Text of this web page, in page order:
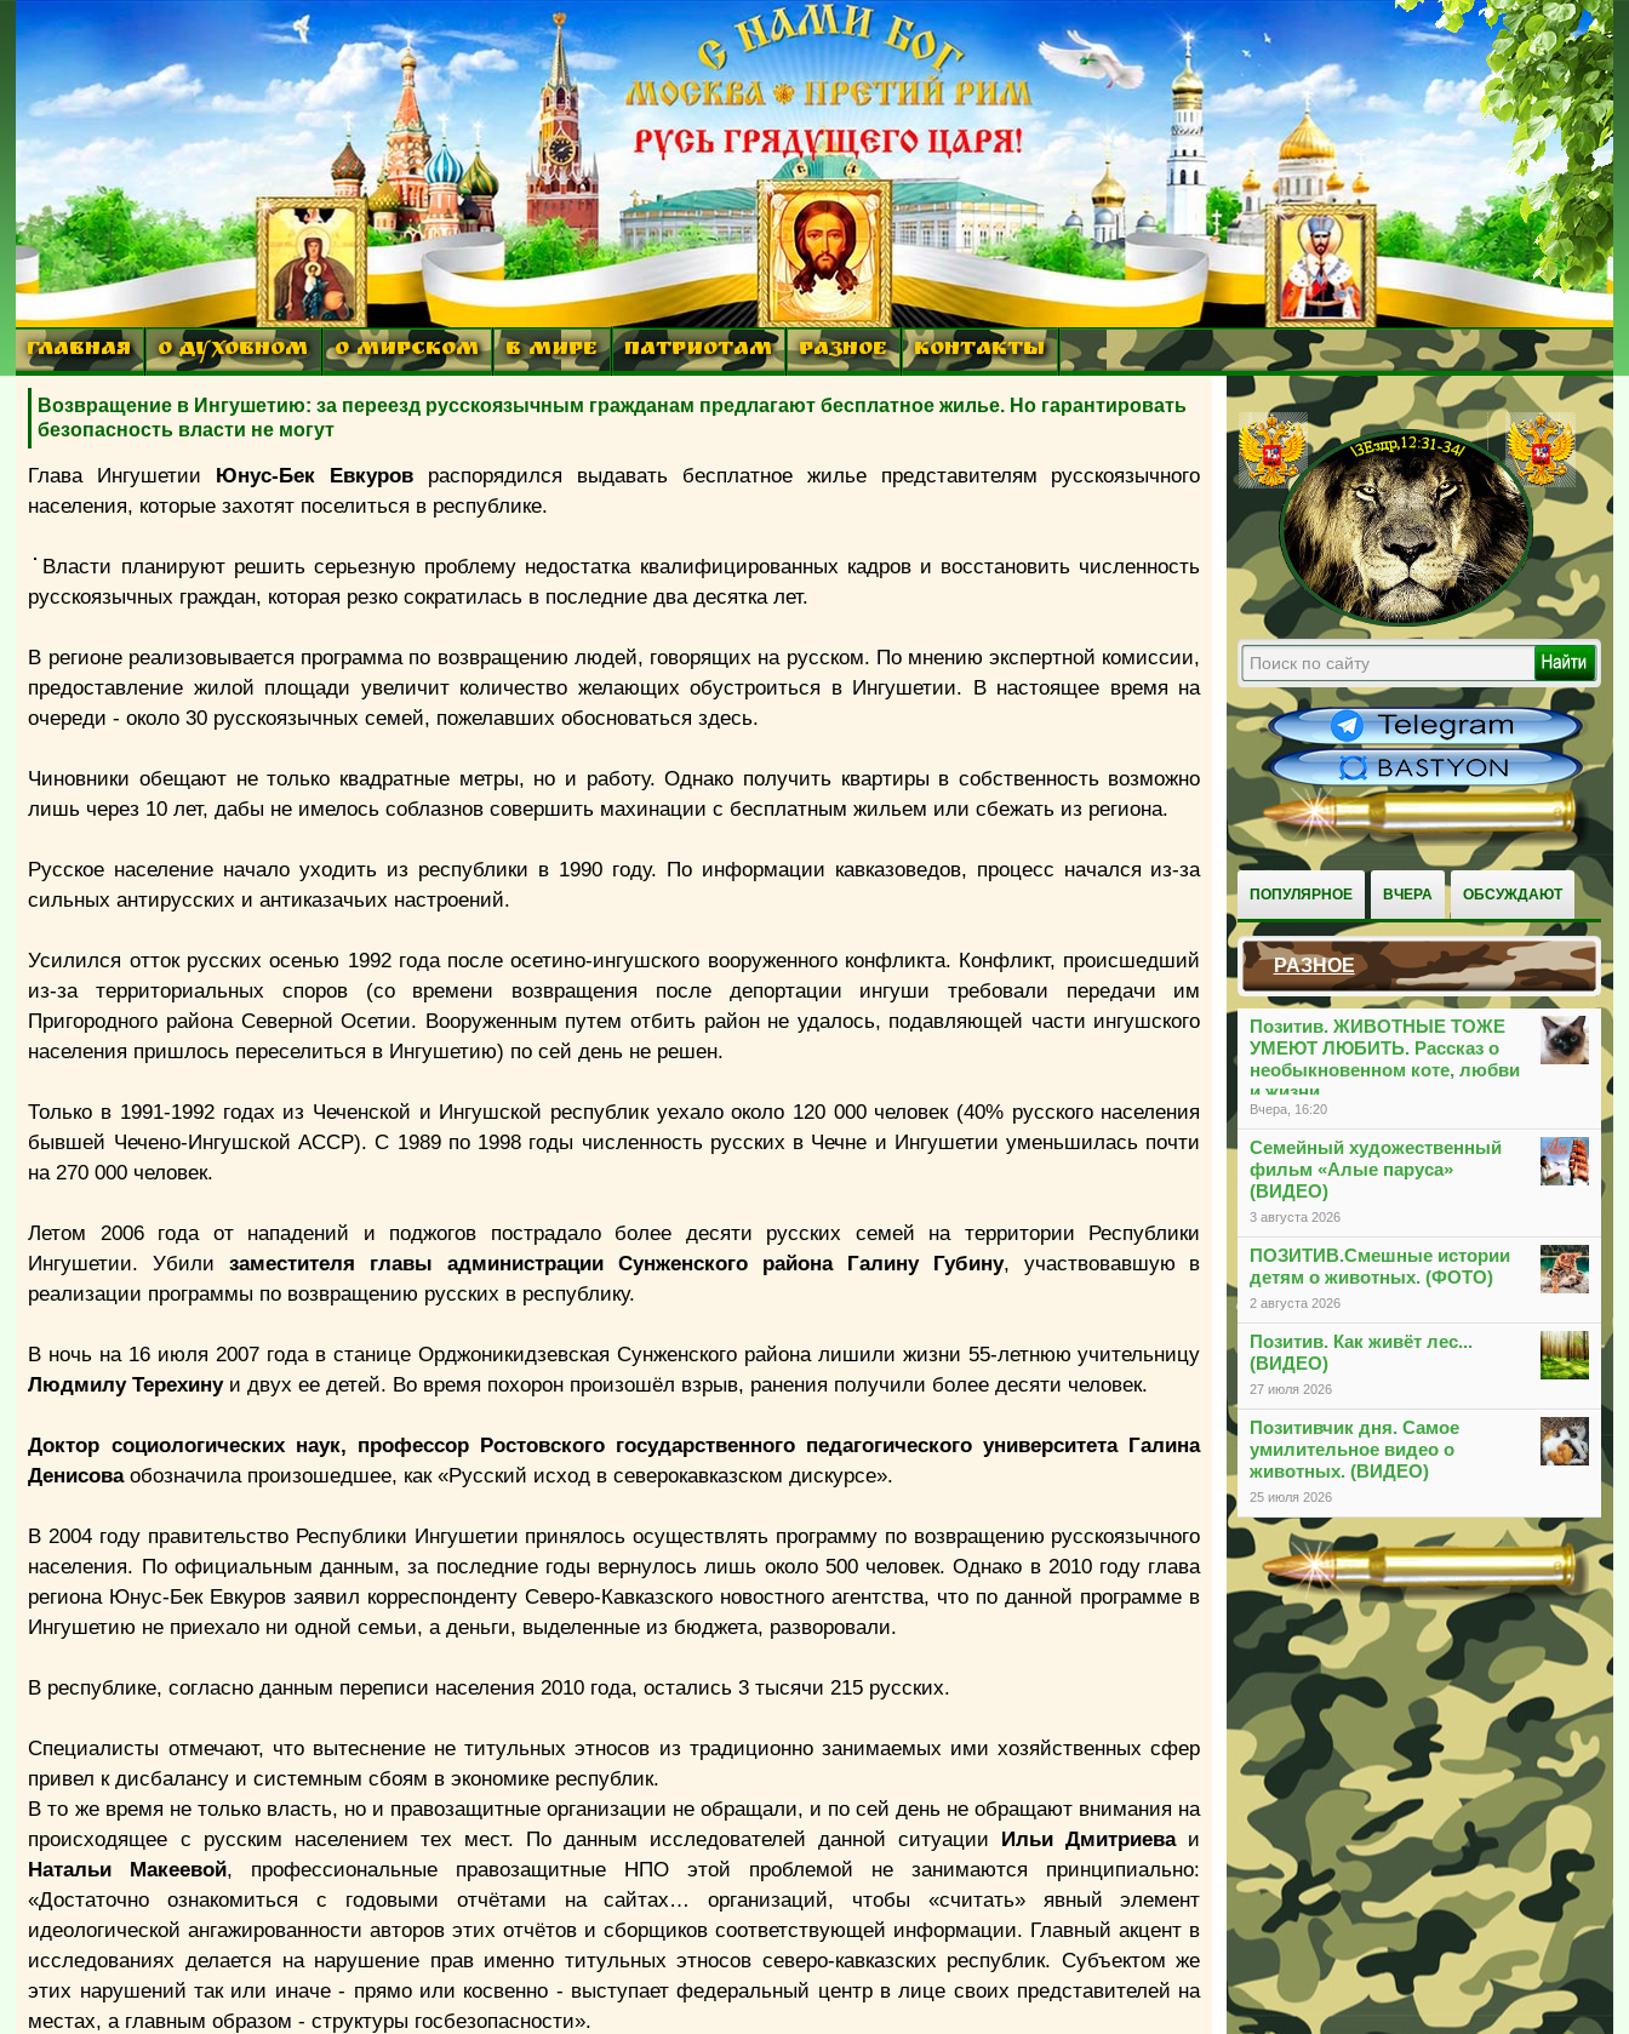
ГЛАВНАЯ О ДУХОВНОМ О МИРСКОМ В МИРЕ ПАТРИОТАМ РАЗНОЕ КОНТАКТЫ
ПОПУЛЯРНОЕ ВЧЕРА ОБСУЖДАЮТ
РАЗНОЕ
Позитив. ЖИВОТНЫЕ ТОЖЕ
УМЕЮТ ЛЮБИТЬ. Рассказ о
необыкновенном коте, любви
и жизни
Вчера, 16:20
Семейный художественный
фильм «Алые паруса»
(ВИДЕО)
3 августа 2026
ПОЗИТИВ.Смешные истории
детям о животных. (ФОТО)
2 августа 2026
Позитив. Как живёт лес...
(ВИДЕО)
27 июля 2026
Позитивчик дня. Самое
умилительное видео о
животных. (ВИДЕО)
25 июля 2026
Возвращение в Ингушетию: за переезд русскоязычным гражданам предлагают бесплатное жилье. Но гарантировать
безопасность власти не могут
Глава Ингушетии Юнус-Бек Евкуров распорядился выдавать бесплатное жилье представителям русскоязычного
населения, которые захотят поселиться в республике.
Власти планируют решить серьезную проблему недостатка квалифицированных кадров и восстановить численность
русскоязычных граждан, которая резко сократилась в последние два десятка лет.
В регионе реализовывается программа по возвращению людей, говорящих на русском. По мнению экспертной комиссии,
предоставление жилой площади увеличит количество желающих обустроиться в Ингушетии. В настоящее время на
очереди - около 30 русскоязычных семей, пожелавших обосноваться здесь.
Чиновники обещают не только квадратные метры, но и работу. Однако получить квартиры в собственность возможно
лишь через 10 лет, дабы не имелось соблазнов совершить махинации с бесплатным жильем или сбежать из региона.
Русское население начало уходить из республики в 1990 году. По информации кавказоведов, процесс начался из-за
сильных антирусских и антиказачьих настроений.
Усилился отток русских осенью 1992 года после осетино-ингушского вооруженного конфликта. Конфликт, происшедший
из-за территориальных споров (со времени возвращения после депортации ингуши требовали передачи им
Пригородного района Северной Осетии. Вооруженным путем отбить район не удалось, подавляющей части ингушского
населения пришлось переселиться в Ингушетию) по сей день не решен.
Только в 1991-1992 годах из Чеченской и Ингушской республик уехало около 120 000 человек (40% русского населения
бывшей Чечено-Ингушской АССР). С 1989 по 1998 годы численность русских в Чечне и Ингушетии уменьшилась почти
на 270 000 человек.
Летом 2006 года от нападений и поджогов пострадало более десяти русских семей на территории Республики
Ингушетии. Убилизаместителя главы администрации Сунженского района Галину Губину, участвовавшую в
реализации программы по возвращению русских в республику.
В ночь на 16 июля 2007 года в станице Орджоникидзевская Сунженского района лишили жизни 55-летнюю учительницу
Людмилу Терехинуи двух ее детей. Во время похорон произошёл взрыв, ранения получили более десяти человек.
Доктор социологических наук, профессор Ростовского государственного педагогического университета Галина
Денисоваобозначила произошедшее, как «Русский исход в северокавказском дискурсе».
В 2004 году правительство Республики Ингушетии принялось осуществлять программу по возвращению русскоязычного
населения. По официальным данным, за последние годы вернулось лишь около 500 человек. Однако в 2010 году глава
региона Юнус-Бек Евкуров заявил корреспонденту Северо-Кавказского новостного агентства, что по данной программе в
Ингушетию не приехало ни одной семьи, а деньги, выделенные из бюджета, разворовали.
В республике, согласно данным переписи населения 2010 года, остались 3 тысячи 215 русских.
Специалисты отмечают, что вытеснение не титульных этносов из традиционно занимаемых ими хозяйственных сфер
привел к дисбалансу и системным сбоям в экономике республик.
В то же время не только власть, но и правозащитные организации не обращали, и по сей день не обращают внимания на
происходящее с русским населением тех мест. По данным исследователей данной ситуации Ильи Дмитриеваи
Натальи Макеевой, профессиональные правозащитные НПО этой проблемой не занимаются принципиально:
«Достаточно ознакомиться с годовыми отчётами на сайтах… организаций, чтобы «считать» явный элемент
идеологической ангажированности авторов этих отчётов и сборщиков соответствующей информации. Главный акцент в
исследованиях делается на нарушение прав именно титульных этносов северо-кавказских республик. Субъектом же
этих нарушений так или иначе - прямо или косвенно - выступает федеральный центр в лице своих представителей на
местах, а главным образом - структуры госбезопасности».